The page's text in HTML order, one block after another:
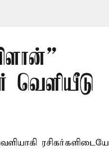
ரசிகர்களிடையே